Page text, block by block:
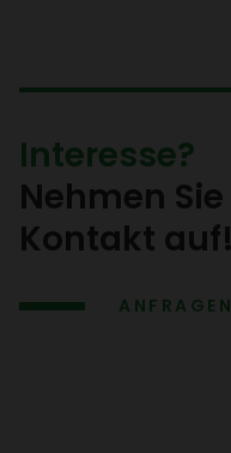
Inter­esse?
Nehmen
Kontakt auf!
ANFRAGEN